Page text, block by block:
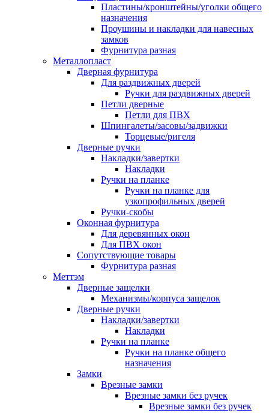
Пластины/кронштейны/уголки общего
назначения
Проушины и накладки для навесных
замков
Фурнитура разная
Металлопласт
Дверная фурнитура
Для раздвижных дверей
Ручки для раздвижных дверей
Петли дверные
Петли для ПВХ
Шпингалеты/засовы/задвижки
Торцевые/ригеля
Дверные ручки
Накладки/завертки
Накладки
Ручки на планке
Ручки на планке для
узкопрофильных дверей
Ручки-скобы
Оконная фурнитура
Для деревянных окон
Для ПВХ окон
Сопутствующие товары
Фурнитура разная
Меттэм
Дверные защелки
Механизмы/корпуса защелок
Дверные ручки
Накладки/завертки
Накладки
Ручки на планке
Ручки на планке общего
назначения
Замки
Врезные замки
Врезные замки без ручек
Врезные замки без ручек